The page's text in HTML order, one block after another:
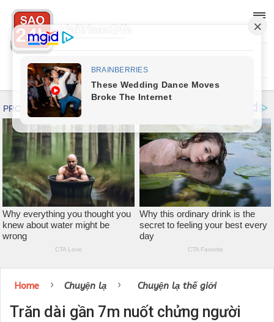
Home › Chuyện lạ › Chuyện lạ thế giới
Trăn dài gần 7m nuốt chửng người